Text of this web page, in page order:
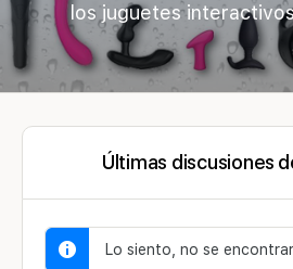
los juguetes
Últimas discusiones
Lo siento, no se